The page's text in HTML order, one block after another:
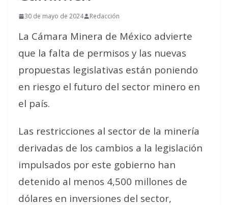
30 de mayo de 2024 Redacción
La Cámara Minera de México advierte
que la falta de permisos y las nuevas
propuestas legislativas están poniendo
en riesgo el futuro del sector minero en
el país.
Las restricciones al sector de la minería
derivadas de los cambios a la legislación
impulsados por este gobierno han
detenido al menos 4,500 millones de
dólares en inversiones del sector,